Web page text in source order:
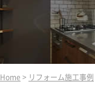
Home > リフォーム施工事例